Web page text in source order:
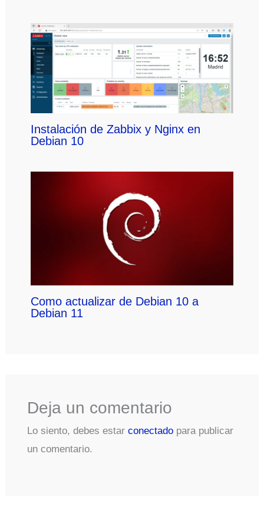
Instalación de Zabbix y Nginx en
Debian 10
Como actualizar de Debian 10 a
Debian 11
Deja un comentario
Lo siento, debes estar conectadopara publicar
un comentario.